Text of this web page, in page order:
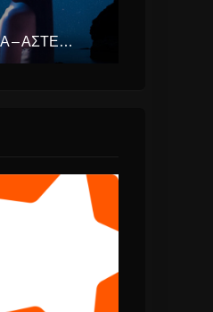
ΚΛΑΥΔΊΑ – ΑΣΤΕΡΟΜΆΤΑ (EUROVISION ΕΛΛΆΔΑ 2025)